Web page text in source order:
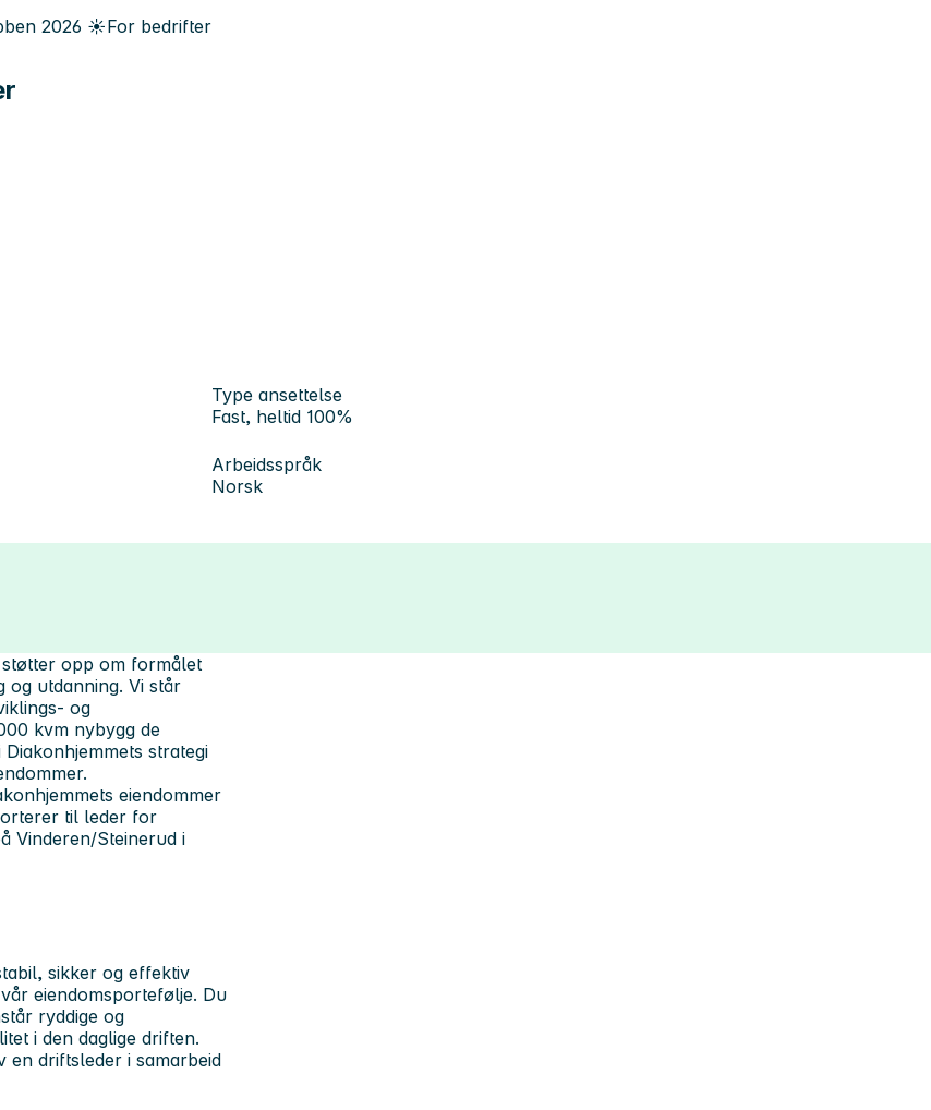
2026 ☀️For bedrifter
Type ansettelse
Fast, heltid 100%
Arbeidsspråk
Norsk
opp om formålet
utdanning. Vi står
og
kvm nybygg de
strategi
eiendommer
til leder for
Vinderen/Steinerud i
sikker og effektiv
eiendomsportefølje. Du
ryddige og
i den daglige driften.
en driftsleder i samarbeid